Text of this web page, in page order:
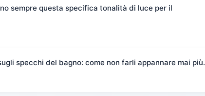
sempre questa specifica tonalità di luce per il
specchi del bagno: come non farli appannare mai più.